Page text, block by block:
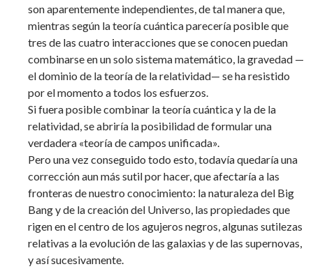
son aparentemente independientes, de tal manera que,
mientras según la teoría cuántica parecería posible que
tres de las cuatro interacciones que se conocen puedan
combinarse en un solo sistema matemático, la gravedad —
el dominio de la teoría de la relatividad— se ha resistido
por el momento a todos los esfuerzos.
Si fuera posible combinar la teoría cuántica y la de la
relatividad, se abriría la posibilidad de formular una
verdadera «teoría de campos unificada».
Pero una vez conseguido todo esto, todavía quedaría una
corrección aun más sutil por hacer, que afectaría a las
fronteras de nuestro conocimiento: la naturaleza del Big
Bang y de la creación del Universo, las propiedades que
rigen en el centro de los agujeros negros, algunas sutilezas
relativas a la evolución de las galaxias y de las supernovas,
y así sucesivamente.